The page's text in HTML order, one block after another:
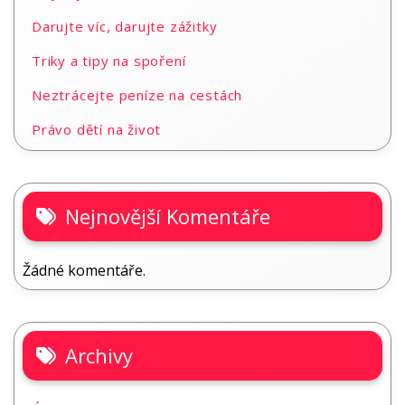
Darujte víc, darujte zážitky
Triky a tipy na spoření
Neztrácejte peníze na cestách
Právo dětí na život
Nejnovější Komentáře
Žádné komentáře.
Archivy